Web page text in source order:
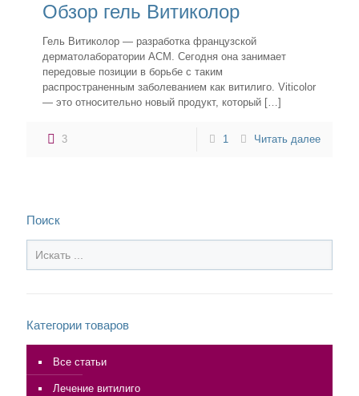
Обзор гель Витиколор
Гель Витиколор — разработка французской
дерматолаборатории АСМ. Сегодня она занимает
передовые позиции в борьбе с таким
распространенным заболеванием как витилиго. Viticolor
— это относительно новый продукт, который […]
3 1 Читать далее
Поиск
Категории товаров
Все статьи
Лечение витилиго